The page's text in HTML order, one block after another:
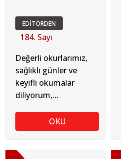
EDİTÖRDEN
184. Sayı
Değerli okurlarımız,
sağlıklı günler ve
keyifli okumalar
diliyorum,
OKU